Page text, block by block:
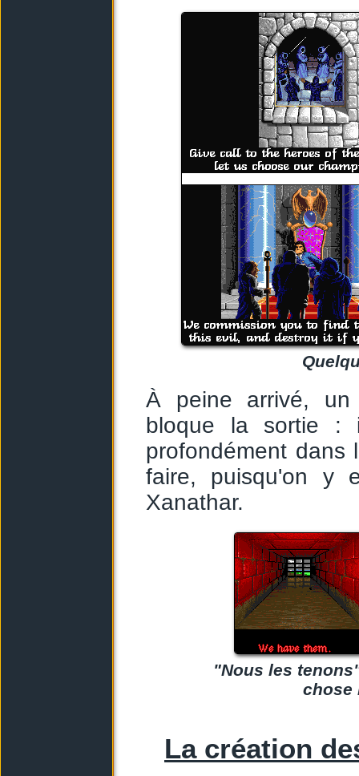
À peine arrivé, un
bloque la sortie :
profondément dans
faire, puisqu'on y
Xanathar.
"Nous les
chose
La création